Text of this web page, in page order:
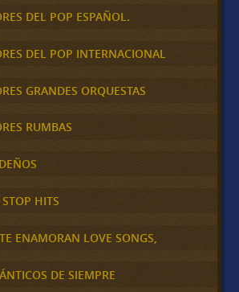
DEL POP ESPAÑOL.
DEL POP INTERNACIONAL
GRANDES ORQUESTAS
RUMBAS
HITS
ENAMORAN LOVE SONGS,
DE SIEMPRE